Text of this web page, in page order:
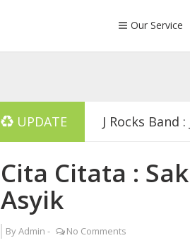
Our Service
UPDATE J Rocks Band
Selamat
Cita Citata :
Asyik
ByAdmin - No Comments